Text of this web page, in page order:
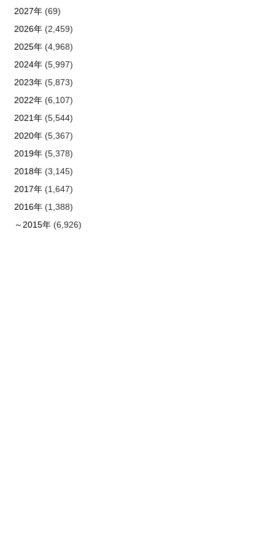
2027年(69)
2026年(2,459)
2025年(4,968)
2024年(5,997)
2023年(5,873)
2022年(6,107)
2021年(5,544)
2020年(5,367)
2019年(5,378)
2018年(3,145)
2017年(1,647)
2016年(1,388)
～2015年(6,926)